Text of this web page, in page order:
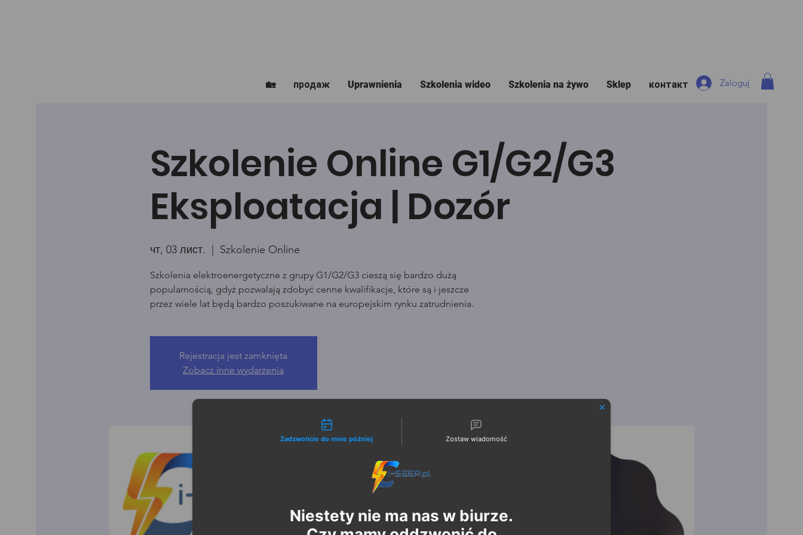
🏡 продаж Uprawnienia Szkolenia wideo Szkolenia na żywo Sklep контакт Zaloguj
Szkolenie Online G1/G2/G3
Eksploatacja | Dozór
чт, 03 лист.
  |
Szkolenie Online
Szkolenia elektroenergetyczne z grupy G1/G2/G3 cieszą się bardzo dużą
popularnością, gdyż pozwalają zdobyć cenne kwalifikacje, które są i jeszcze
przez wiele lat będą bardzo poszukiwane na europejskim rynku zatrudnienia.
Rejestracja jest zamknięta
Zobacz inne wydarzenia
Możliwości kontaktu
Zadzwońcie do mnie później Zostaw wiadomość
Niestety nie ma nas w biurze.